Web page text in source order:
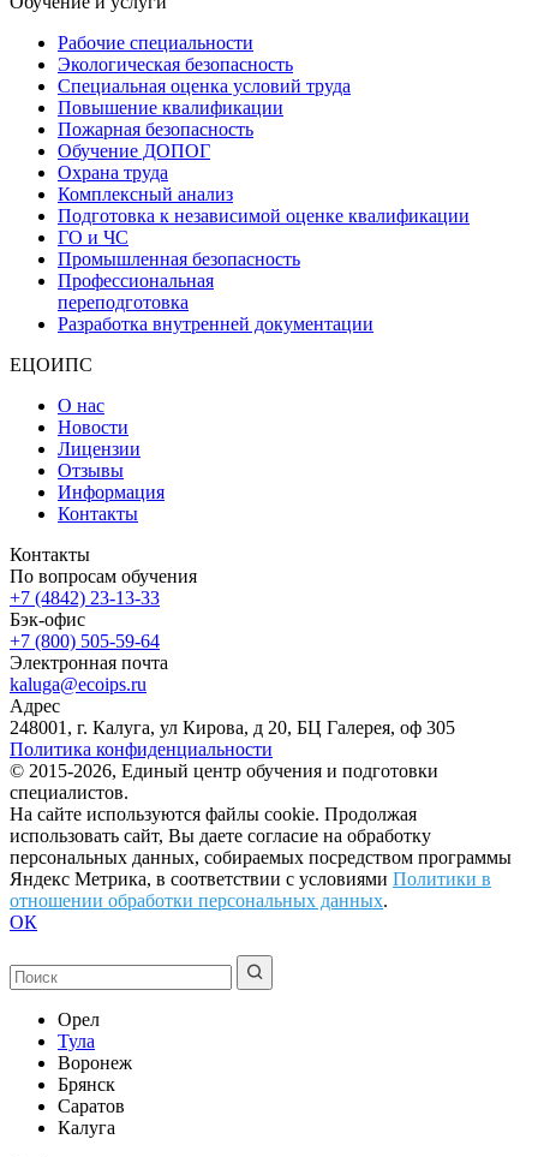
Рабочие специальности
Экологическая безопасность
Специальная оценка условий труда
Повышение квалификации
Пожарная безопасность
Обучение ДОПОГ
Охрана труда
Комплексный анализ
Подготовка к независимой оценке квалификации
ГО и ЧС
Промышленная безопасность
Профессиональная
переподготовка
Разработка внутренней документации
ЕЦОИПС
О нас
Новости
Лицензии
Отзывы
Информация
Контакты
Контакты
По вопросам обучения
+7 (4842) 23-13-33
Бэк-офис
+7 (800) 505-59-64
Электронная почта
kaluga@ecoips.ru
Адрес
248001, г. Калуга, ул Кирова, д 20, БЦ Галерея, оф 305
Политика конфиденциальности
© 2015-2026, Единый центр обучения и подготовки
специалистов.
На сайте используются файлы cookie. Продолжая
использовать сайт, Вы даете согласие на обработку
персональных данных, собираемых посредством программы
Яндекс Метрика, в соответствии с условиями Политики в
отношении обработки персональных данных.
ОК
Орел
Тула
Воронеж
Брянск
Саратов
Калуга